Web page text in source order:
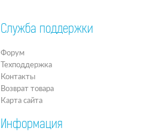
Служба поддержки
Форум
Техподдержка
Контакты
Возврат товара
Карта сайта
Информация